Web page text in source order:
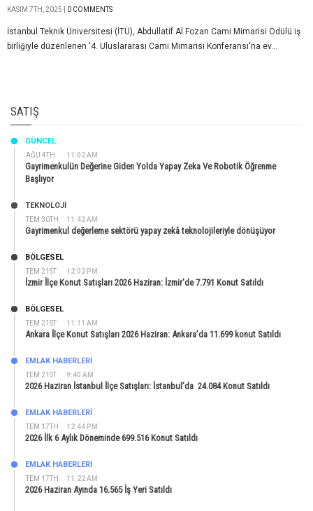
KASIM 7TH, 2025 | 0 COMMENTS
İstanbul Teknik Üniversitesi (İTÜ), Abdullatif Al Fozan Cami Mimarisi Ödülü iş
birliğiyle düzenlenen '4. Uluslararası Cami Mimarisi Konferansı'na ev...
SATIŞ
AĞU 4TH 11:02 AM
GÜNCEL
Gayrimenkulün Değerine Giden Yolda Yapay Zeka Ve Robotik Öğrenme
Başlıyor
TEM 30TH 11:42 AM
TEKNOLOJİ
Gayrimenkul değerleme sektörü yapay zekâ teknolojileriyle dönüşüyor
TEM 21ST 12:02 PM
BÖLGESEL
İzmir İlçe Konut Satışları 2026 Haziran: İzmir’de 7.791 Konut Satıldı
TEM 21ST 11:11 AM
BÖLGESEL
Ankara İlçe Konut Satışları 2026 Haziran: Ankara’da 11.699 konut Satıldı
TEM 21ST 9:40 AM
EMLAK HABERLERI
2026 Haziran İstanbul İlçe Satışları: İstanbul’da 24.084 Konut Satıldı
TEM 17TH 12:44 PM
EMLAK HABERLERI
2026 İlk 6 Aylık Döneminde 699.516 Konut Satıldı
TEM 17TH 11:22 AM
EMLAK HABERLERI
2026 Haziran Ayında 16.565 İş Yeri Satıldı